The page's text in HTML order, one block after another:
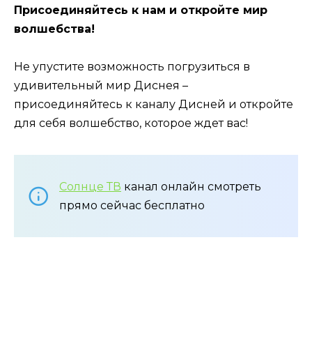
Присоединяйтесь к нам и откройте мир
волшебства!
Не упустите возможность погрузиться в
удивительный мир Диснея –
присоединяйтесь к каналу Дисней и откройте
для себя волшебство, которое ждет вас!
Солнце ТВ канал онлайн смотреть
прямо сейчас бесплатно